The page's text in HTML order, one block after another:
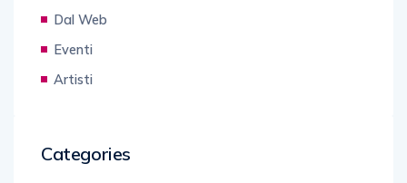
Dal Web
Eventi
Artisti
Categories